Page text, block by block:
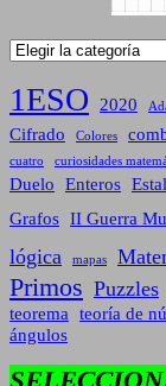
Categorías
1ESO 2020
Cifrado Colores
cuatro curiosidades
Duelo Enteros
Grafos II Guerra
lógica mapas
Primos Puzzles
teorema
teoría de
ángulos